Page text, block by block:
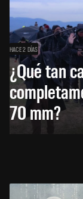
HACE 2 DÍAS
¿Qué tan
70 mm?